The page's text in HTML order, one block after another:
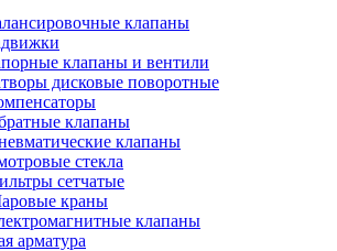
клапаны
клапаны и вентили
дисковые поворотные
клапаны
клапаны
стекла
сетчатые
краны
клапаны
арматура